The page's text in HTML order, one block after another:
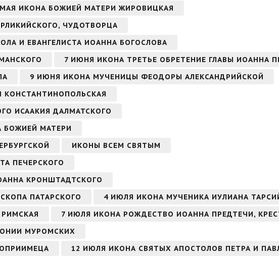
МАЯ ИКОНА БОЖИЕЙ МАТЕРИ ЖИРОВИЦКАЯ
ЧУДОТВОРЦА
И ЕВАНГЕЛИСТА ИОАННА БОГОСЛОВА
7 ИЮНЯ ИКОНА ТРЕТЬЕ ОБРЕТЕНИЕ ГЛАВЫ ИОАННА
9 ИЮНЯ ИКОНА МУЧЕНИЦЫ ФЕОДОРЫ АЛЕКСАНДРИЙСКОЙ
ИСААКИЯ ДАЛМАТСКОГО
БОЖИЕЙ МАТЕРИ
ИКОНЫ ВСЕМ СВЯТЫМ
ПЕЧЕРСКОГО
КРОНШТАДТСКОГО
ПАТАРСКОГО
4 ИЮЛЯ ИКОНА МУЧЕНИКА ИУЛИАНА
7 ИЮЛЯ ИКОНА РОЖДЕСТВО ИОАННА ПРЕДТЕЧИ,
МУРОМСКИХ
12 ИЮЛЯ ИКОНА СВЯТЫХ АПОСТОЛОВ ПЕТРА И